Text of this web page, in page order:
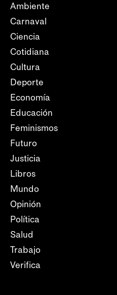
Ambiente
Carnaval
Ciencia
Cotidiana
Cultura
Deporte
Economía
Educación
Feminismos
Futuro
Justicia
Libros
Mundo
Opinión
Política
Salud
Trabajo
Verifica